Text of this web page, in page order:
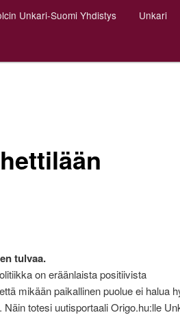
Unkari-Suomi Yhdistys Unkari
tulvaa.
on eräänlaista positiivista
mikään paikallinen puolue ei halua
totesi uutisportaali Origo.hu:lle